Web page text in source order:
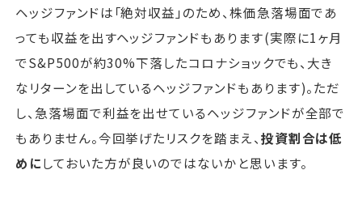
ヘッジファンドは「絶対収益」のため、株価急落場面であ
っても収益を出すヘッジファンドもあります(実際に1ヶ月
でS&P500が約30%下落したコロナショックでも、大き
なリターンを出しているヘッジファンドもあります)。ただ
し、急落場面で利益を出せているヘッジファンドが全部で
もありません。今回挙げたリスクを踏まえ、 投資割合は低
めにしておいた方が良いのではないかと思います。